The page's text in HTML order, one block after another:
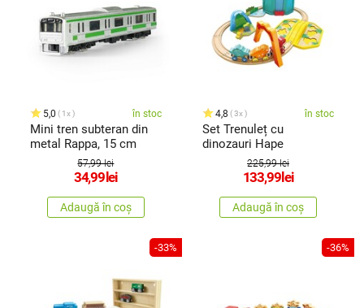
5,0 1x în stoc
Mini tren subteran din
metal Rappa, 15 cm
57,99 lei
34,99 lei
Adaugă în coș
4,8 3x în stoc
Set Trenuleț cu
dinozauri Hape
225,99 lei
133,99 lei
Adaugă în coș
-33% -36%